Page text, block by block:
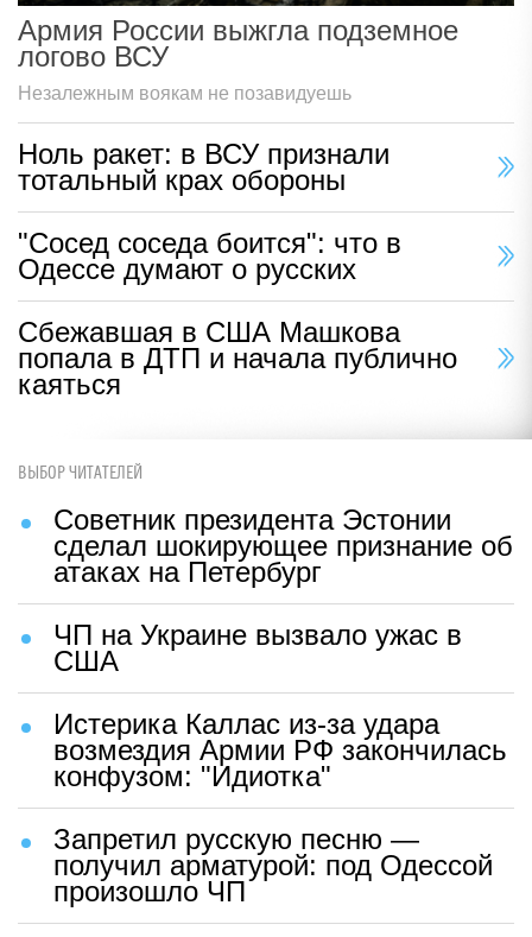
Армия России выжгла подземное
логово ВСУ
Незалежным воякам не позавидуешь
Ноль ракет: в ВСУ признали
тотальный крах обороны
"Сосед соседа боится": что в
Одессе думают о русских
Сбежавшая в США Машкова
попала в ДТП и начала публично
каяться
ВЫБОР ЧИТАТЕЛЕЙ
Советник президента Эстонии
сделал шокирующее признание об
атаках на Петербург
ЧП на Украине вызвало ужас в
США
Истерика Каллас из-за удара
возмездия Армии РФ закончилась
конфузом: "Идиотка"
Запретил русскую песню —
получил арматурой: под Одессой
произошло ЧП